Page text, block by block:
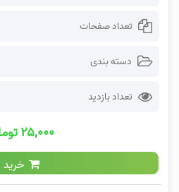
تعداد صفحات
دسته بندی
تعداد بازدید
۲۵,۰۰۰ تومان
خرید